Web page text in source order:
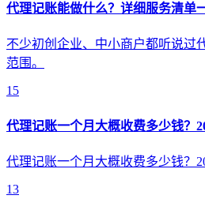
代理记账能做什么？详细服务清单
不少初创企业、中小商户都听说过
范围。
15
代理记账一个月大概收费多少钱？
代理记账一个月大概收费多少钱？
13